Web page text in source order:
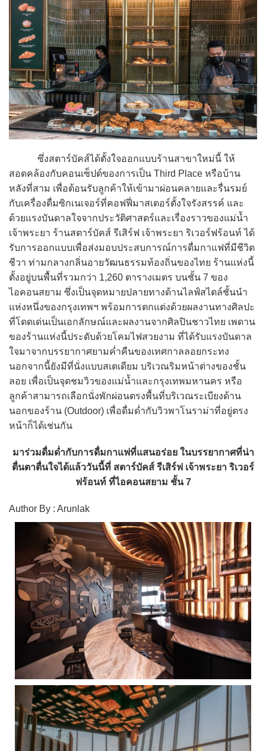
ซึ่งสตาร์บัคส์ได้ตั้งใจออกแบบร้านสาขาใหม่นี้ ให้
สอดคล้องกับคอนเซ็ปต์ของการเป็น Third Place หรือบ้าน
หลังที่สาม เพื่อต้อนรับลูกค้าให้เข้ามาผ่อนคลายและรื่นรมย์
กับเครื่องดื่มซิกเนเจอร์ที่คอฟฟี่มาสเตอร์ตั้งใจรังสรรค์ และ
ด้วยแรงบันดาลใจจากประวัติศาสตร์และเรื่องราวของแม่น้ำ
เจ้าพระยา ร้านสตาร์บัคส์ รีเสิร์ฟ เจ้าพระยา ริเวอร์ฟร้อนท์ ได้
รับการออกแบบเพื่อส่งมอบประสบการณ์การดื่มกาแฟที่มีชีวิต
ชีวา ท่ามกลางกลิ่นอายวัฒนธรรมท้องถิ่นของไทย ร้านแห่งนี้
ตั้งอยู่บนพื้นที่รวมกว่า 1,260 ตารางเมตร บนชั้น 7 ของ
ไอคอนสยาม ซึ่งเป็นจุดหมายปลายทางด้านไลฟ์สไตล์ชั้นนำ
แห่งหนึ่งของกรุงเทพฯ พร้อมการตกแต่งด้วยผลงานทางศิลปะ
ที่โดดเด่นเป็นเอกลักษณ์และผลงานจากศิลปินชาวไทย เพดาน
ของร้านแห่งนี้ประดับด้วยโคมไฟสวยงาม ที่ได้รับแรงบันดาล
ใจมาจากบรรยากาศยามค่ำคืนของเทศกาลลอยกระทง
นอกจากนี้ยังมีที่นั่งแบบสเตเดียม บริเวณริมหน้าต่างของชั้น
ลอย เพื่อเป็นจุดชมวิวของแม่น้ำและกรุงเทพมหานคร หรือ
ลูกค้าสามารถเลือกนั่งพักผ่อนตรงพื้นที่บริเวณระเบียงด้าน
นอกของร้าน (Outdoor) เพื่อดื่มด่ำกับวิวพาโนราม่าที่อยู่ตรง
หน้าก็ได้เช่นกัน
มาร่วมดื่มด่ำกับการดื่มกาแฟที่แสนอร่อย ในบรรยากาศที่น่า
ตื่นตาตื่นใจได้แล้ววันนี้ที่ สตาร์บัคส์ รีเสิร์ฟ เจ้าพระยา ริเวอร์
ฟร้อนท์ ที่ไอคอนสยาม ชั้น 7
Author By : Arunlak